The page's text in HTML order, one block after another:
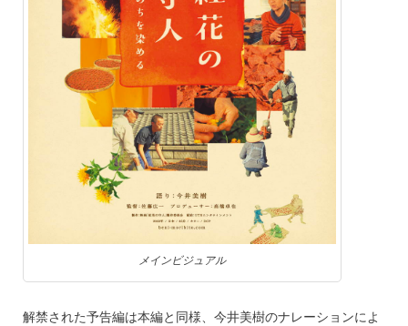
メインビジュアル
解禁された予告編は本編と同様、今井美樹のナレーションによ